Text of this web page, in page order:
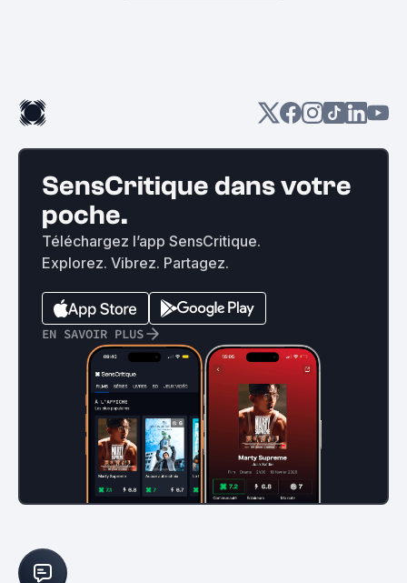
SensCritique dans votre
poche.
Téléchargez l’app SensCritique.
Explorez. Vibrez. Partagez.
EN SAVOIR PLUS